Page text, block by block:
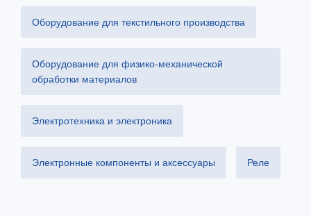
Оборудование для текстильного производства
Оборудование для физико-механической
обработки материалов
Электротехника и электроника
Электронные компоненты и аксессуары Реле